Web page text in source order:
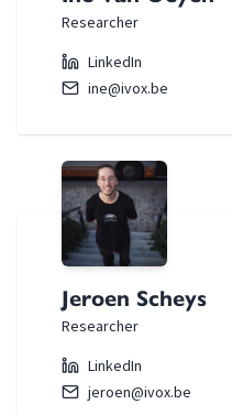
Researcher
LinkedIn
ine@ivox.be
Jeroen Scheys
Researcher
LinkedIn
jeroen@ivox.be